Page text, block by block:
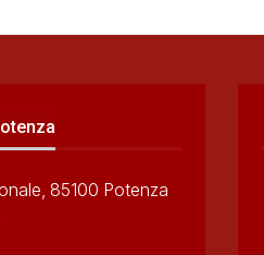
85100 Potenza